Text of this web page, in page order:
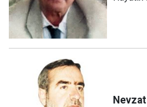
Nevzat